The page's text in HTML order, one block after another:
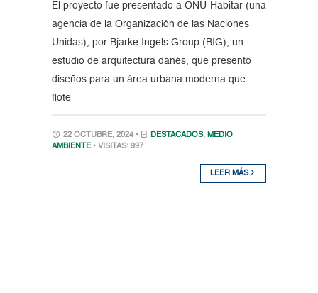
El proyecto fue presentado a ONU-Habitar (una
agencia de la Organización de las Naciones
Unidas), por Bjarke Ingels Group (BIG), un
estudio de arquitectura danés, que presentó
diseños para un área urbana moderna que
flote
22 OCTUBRE, 2024 • DESTACADOS, MEDIO
AMBIENTE • VISITAS: 997
LEER MÁS